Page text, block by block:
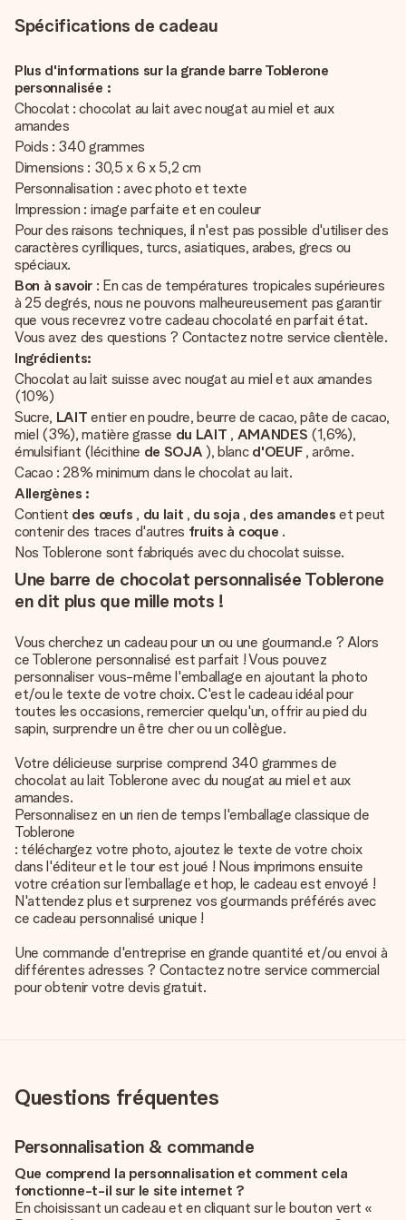
Spécifications de cadeau
Plus d'informations sur la grande barre Toblerone
personnalisée :
Chocolat : chocolat au lait avec nougat au miel et aux
amandes
Poids : 340 grammes
Dimensions : 30,5 x 6 x 5,2 cm
Personnalisation : avec photo et texte
Impression : image parfaite et en couleur
Pour des raisons techniques, il n'est pas possible d'utiliser des
caractères cyrilliques, turcs, asiatiques, arabes, grecs ou
spéciaux.
Bon à savoir : En cas de températures tropicales supérieures
à 25 degrés, nous ne pouvons malheureusement pas garantir
que vous recevrez votre cadeau chocolaté en parfait état.
Vous avez des questions ? Contactez notre service clientèle.
Ingrédients:
Chocolat au lait suisse avec nougat au miel et aux amandes
(10%)
Sucre, LAIT entier en poudre, beurre de cacao, pâte de cacao,
miel (3%), matière grasse du LAIT , AMANDES (1,6%),
émulsifiant (lécithine de SOJA ), blanc d'OEUF, arôme.
Cacao : 28% minimum dans le chocolat au lait.
Allergènes :
Contient des œufs , du lait , du soja , des amandes et peut
contenir des traces d'autres fruits à coque .
Nos Toblerone sont fabriqués avec du chocolat suisse.
Une barre de chocolat personnalisée Toblerone
en dit plus que mille mots !
Vous cherchez un cadeau pour un ou une gourmand.e ? Alors
ce Toblerone personnalisé est parfait ! Vous pouvez
personnaliser vous-même l'emballage en ajoutant la photo
et/ou le texte de votre choix. C'est le cadeau idéal pour
toutes les occasions, remercier quelqu'un, offrir au pied du
sapin, surprendre un être cher ou un collègue.
Votre délicieuse surprise comprend 340 grammes de
chocolat au lait Toblerone avec du nougat au miel et aux
amandes.
Personnalisez en un rien de temps l'emballage classique de
Toblerone
: téléchargez votre photo, ajoutez le texte de votre choix
dans l'éditeur et le tour est joué ! Nous imprimons ensuite
votre création sur l’emballage et hop, le cadeau est envoyé !
N'attendez plus et surprenez vos gourmands préférés avec
ce cadeau personnalisé unique !
Une commande d'entreprise en grande quantité et/ou envoi à
différentes adresses ? Contactez notre service commercial
pour obtenir votre devis gratuit.
Questions fréquentes
Personnalisation & commande
Que comprend la personnalisation et comment cela
fonctionne-t-il sur le site internet ?
En choisissant un cadeau et en cliquant sur le bouton vert «